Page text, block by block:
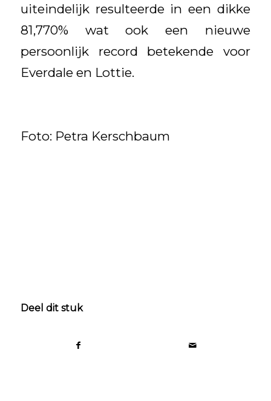
uiteindelijk resulteerde in een dikke
81,770% wat ook een nieuwe
persoonlijk record betekende voor
Everdale en Lottie.
Foto: Petra Kerschbaum
Deel dit stuk